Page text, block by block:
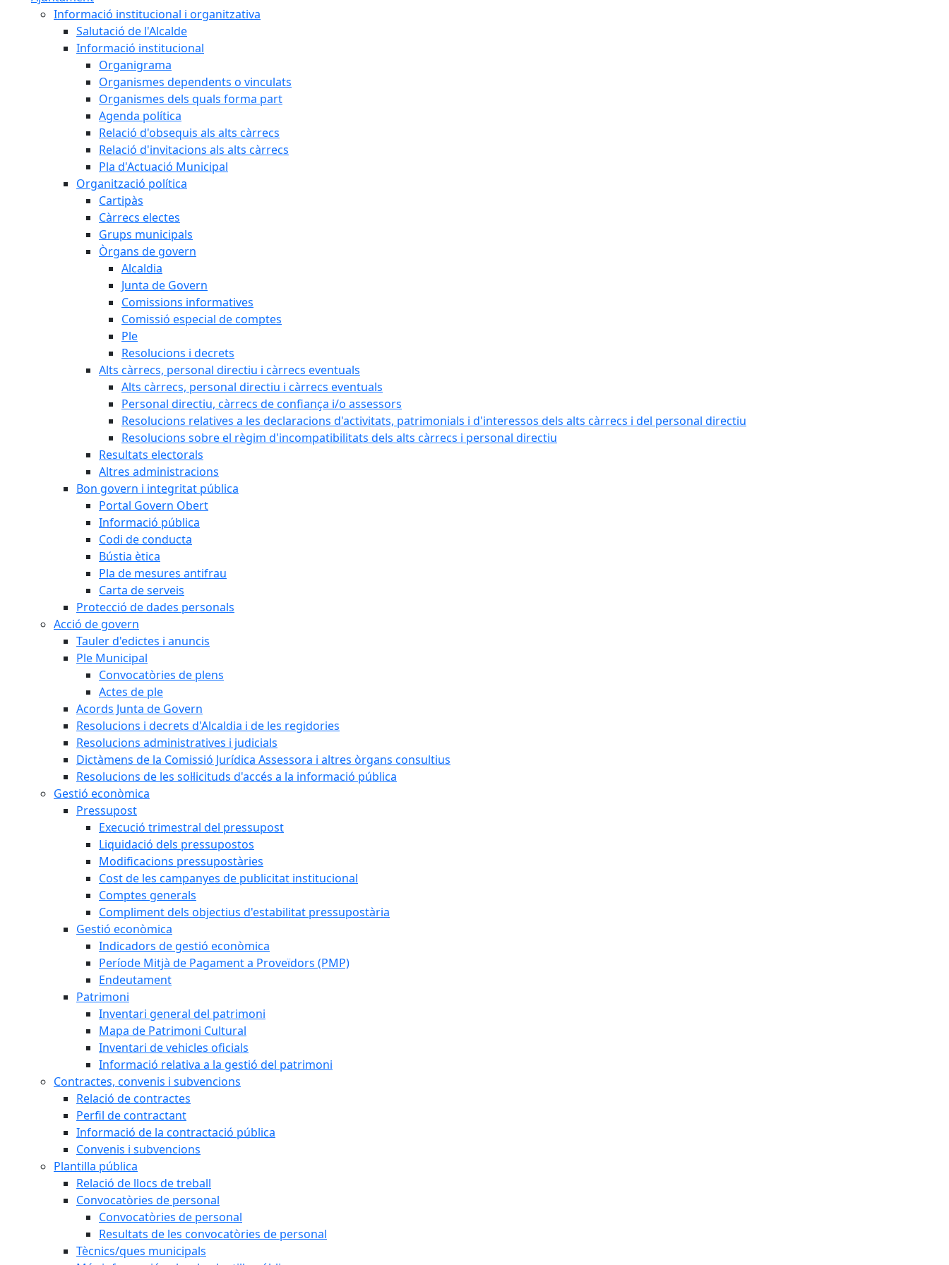
Informació institucional i organitzativa
Salutació de l'Alcalde
Informació institucional
Organigrama
Organismes dependents o vinculats
Organismes dels quals forma part
Agenda política
Relació d'obsequis als alts càrrecs
Relació d'invitacions als alts càrrecs
Pla d'Actuació Municipal
Organització política
Cartipàs
Càrrecs electes
Grups municipals
Òrgans de govern
Alcaldia
Junta de Govern
Comissions informatives
Comissió especial de comptes
Ple
Resolucions i decrets
Alts càrrecs, personal directiu i càrrecs eventuals
Alts càrrecs, personal directiu i càrrecs eventuals
Personal directiu, càrrecs de confiança i/o assessors
Resolucions relatives a les declaracions d'activitats, patrimonials i d'interessos dels alts càrrecs i del personal directiu
Resolucions sobre el règim d'incompatibilitats dels alts càrrecs i personal directiu
Resultats electorals
Altres administracions
Bon govern i integritat pública
Portal Govern Obert
Informació pública
Codi de conducta
Bústia ètica
Pla de mesures antifrau
Carta de serveis
Protecció de dades personals
Acció de govern
Tauler d'edictes i anuncis
Ple Municipal
Convocatòries de plens
Actes de ple
Acords Junta de Govern
Resolucions i decrets d'Alcaldia i de les regidories
Resolucions administratives i judicials
Dictàmens de la Comissió Jurídica Assessora i altres òrgans consultius
Resolucions de les sol·licituds d'accés a la informació pública
Gestió econòmica
Pressupost
Execució trimestral del pressupost
Liquidació dels pressupostos
Modificacions pressupostàries
Cost de les campanyes de publicitat institucional
Comptes generals
Compliment dels objectius d'estabilitat pressupostària
Gestió econòmica
Indicadors de gestió econòmica
Període Mitjà de Pagament a Proveïdors (PMP)
Endeutament
Patrimoni
Inventari general del patrimoni
Mapa de Patrimoni Cultural
Inventari de vehicles oficials
Informació relativa a la gestió del patrimoni
Contractes, convenis i subvencions
Relació de contractes
Perfil de contractant
Informació de la contractació pública
Convenis i subvencions
Plantilla pública
Relació de llocs de treball
Convocatòries de personal
Convocatòries de personal
Resultats de les convocatòries de personal
Tècnics/ques municipals